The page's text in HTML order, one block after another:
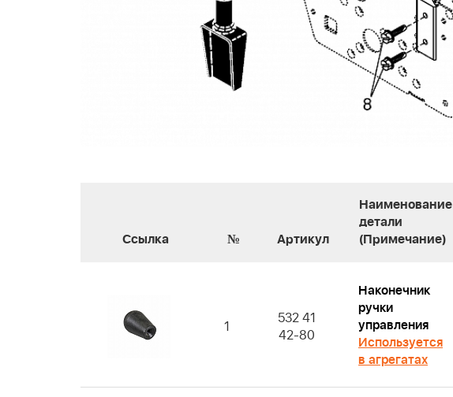
Ссылка № Артикул
Наименование
детали
(Примечание)
1
532 41
42-80
Наконечник
ручки
управления
Используется
в агрегатах